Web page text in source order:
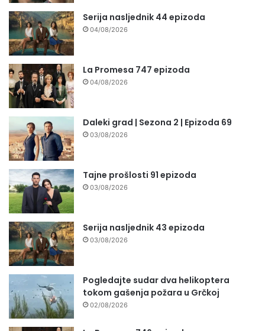
Serija nasljednik 44 epizoda
04/08/2026
La Promesa 747 epizoda
04/08/2026
Daleki grad | Sezona 2 | Epizoda 69
03/08/2026
Tajne prošlosti 91 epizoda
03/08/2026
Serija nasljednik 43 epizoda
03/08/2026
Pogledajte sudar dva helikoptera
tokom gašenja požara u Grčkoj
02/08/2026